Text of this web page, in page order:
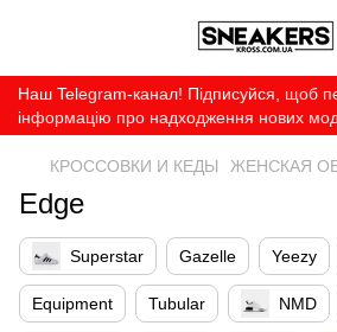
Наш Telegram-канал! Підписуйся, щоб
інформацію про надходження нових
КРОССОВКИ И КЕДЫ ЖЕНСКАЯ
Edge
Superstar Gazelle Yeezy
Equipment Tubular NMD